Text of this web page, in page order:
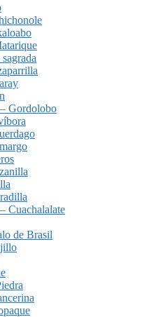
Gordolobo
Cuachalalate
de Brasil